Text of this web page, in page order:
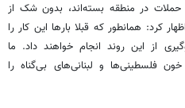
حملات در منطقه بسته‌اند، بدون شک از
کرد: همانطور که قبلا بارها این کار را
از این روند انجام خواهند داد. ما
فلسطینی‌ها و لبنانی‌های بی‌گناه را